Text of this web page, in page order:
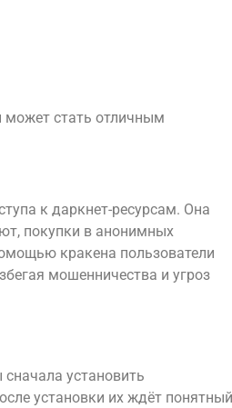
может стать отличным
к даркнет-ресурсам. Она
покупки в анонимных
кракена пользователи
мошенничества и угроз
установить
установки их ждёт понятный